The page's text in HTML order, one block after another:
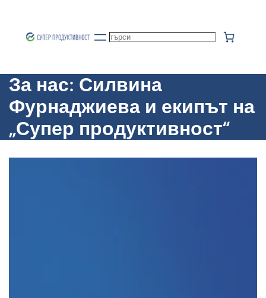
Търсене
За нас: Силвина
Фурнаджиева и екипът на
„Супер продуктивност“